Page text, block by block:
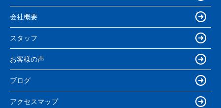
会社概要
スタッフ
お客様の声
ブログ
アクセスマップ